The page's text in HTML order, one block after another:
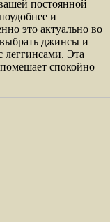
постоянной
и
это актуально во
джинсы и
леггинсами. Эта
спокойно